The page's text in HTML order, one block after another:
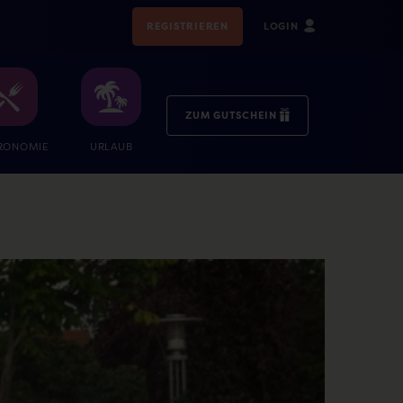
REGISTRIEREN LOGIN
URLAUB
ZUM GUTSCHEIN